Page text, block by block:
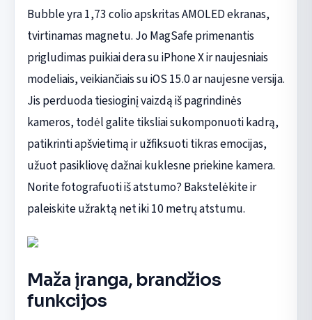
Bubble yra 1,73 colio apskritas AMOLED ekranas,
tvirtinamas magnetu. Jo MagSafe primenantis
prigludimas puikiai dera su iPhone X ir naujesniais
modeliais, veikiančiais su iOS 15.0 ar naujesne versija.
Jis perduoda tiesioginį vaizdą iš pagrindinės
kameros, todėl galite tiksliai sukomponuoti kadrą,
patikrinti apšvietimą ir užfiksuoti tikras emocijas,
užuot pasikliovę dažnai kuklesne priekine kamera.
Norite fotografuoti iš atstumo? Bakstelėkite ir
paleiskite užraktą net iki 10 metrų atstumu.
Maža įranga, brandžios
funkcijos